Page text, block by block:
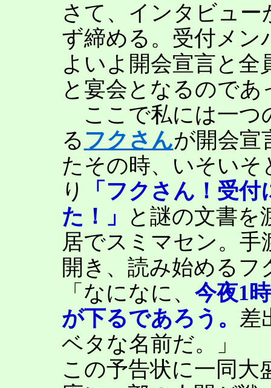
さて、インタビュ
ず締める。受付メン
よいよ開会宣言と全
と宴会となるのであ
ここで私には一つ
る フクさんが開会宣
たその時、いそい
り
「フクさん！受
た！」
と謎の文書を
居でスミマセン。
開き、読み始めるフ
「なになに、 今夜1
が下るであろう。 差
ベタな名前だ。」
この予告状に一同大